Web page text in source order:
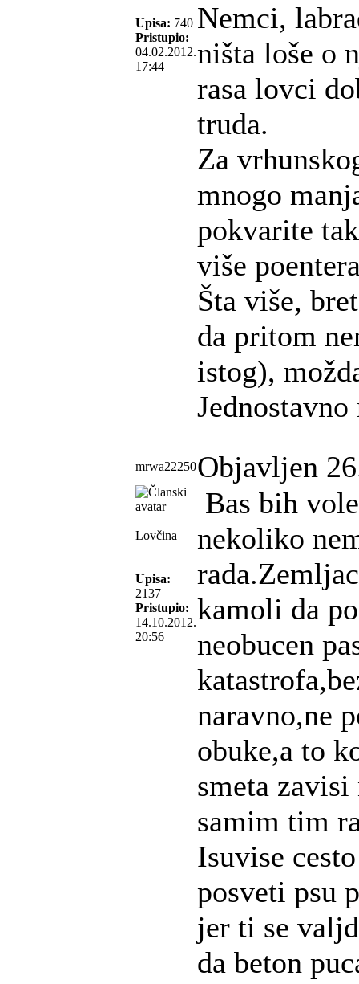
Upisa: 740
Pristupio:
04.02.2012.
17:44
Nemci,
ništa loše o
rasa lovci
truda.
Za
mnogo
pokvarite
više
Šta više,
da pritom
istog),
mrwa22250Objavljen
Lovčina
Upisa:
2137
Pristupio:
14.10.2012.
20:56
Bas bih
nekoliko
kamoli da
neobucen
naravno,ne
obuke,a to
smeta
samim tim
Isuvise
posveti psu
jer ti se
da beton